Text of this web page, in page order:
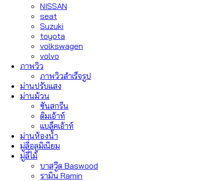
NISSAN
seat
Suzuki
toyota
volkswagen
volvo
ภาพวิว
ภาพวิวสำเร็จรูป
ม่านปรับแสง
ม่านม้วน
ซันสกรีน
ดิมเอ้าท์
แบล็คเอ้าท์
ม่านห้องน้ำ
มู่ลี่อลูมิเนียม
มู่ลี่ไม้
บาสวู๊ด Baswood
รามิน Ramin